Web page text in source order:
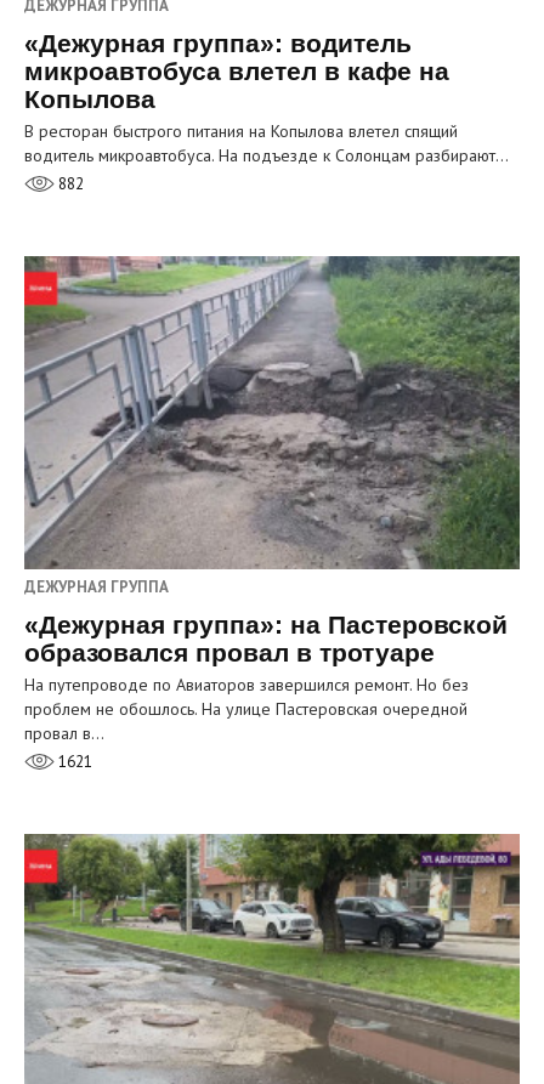
ДЕЖУРНАЯ ГРУППА
«Дежурная группа»: водитель
микроавтобуса влетел в кафе на
Копылова
В ресторан быстрого питания на Копылова влетел спящий
водитель микроавтобуса. На подъезде к Солонцам разбирают…
882
ДЕЖУРНАЯ ГРУППА
«Дежурная группа»: на Пастеровской
образовался провал в тротуаре
На путепроводе по Авиаторов завершился ремонт. Но без
проблем не обошлось. На улице Пастеровская очередной
провал в…
1621